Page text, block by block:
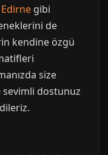
Edirne gibi
de
kendine özgü
size
sevimli dostunuz